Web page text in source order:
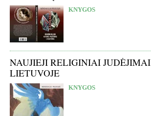
KNYGOS
NAUJIEJI RELIGINIAI JUDĖJIMAI
LIETUVOJE
KNYGOS